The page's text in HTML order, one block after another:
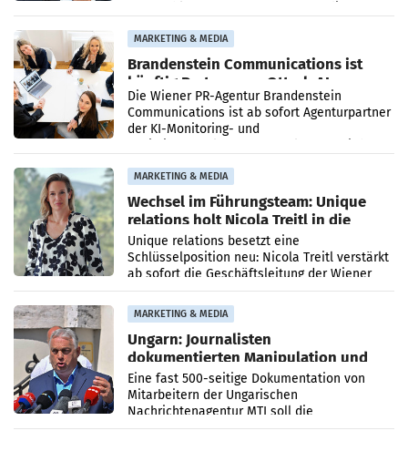
MARKETING & MEDIA
Brandenstein Communications ist
künftig Partner von OtterlyAI
Die Wiener PR-Agentur Brandenstein
Communications ist ab sofort Agenturpartner
der KI-Monitoring- und
MARKETING & MEDIA
Wechsel im Führungsteam: Unique
relations holt Nicola Treitl in die
Geschäftsleitung
Unique relations besetzt eine
Schlüsselposition neu: Nicola Treitl verstärkt
ab sofort die Geschäftsleitung der Wiener
PR-Agentur an der Seite von Josef Kalina und
Anna Kalina-Mahr.
MARKETING & MEDIA
Ungarn: Journalisten
dokumentierten Manipulation und
Zensur
Eine fast 500-seitige Dokumentation von
Mitarbeitern der Ungarischen
Nachrichtenagentur MTI soll die
systematische Nachrichten-Manipulation und